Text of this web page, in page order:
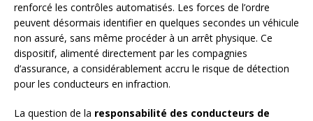
renforcé les contrôles automatisés. Les forces de l’ordre
peuvent désormais identifier en quelques secondes un véhicule
non assuré, sans même procéder à un arrêt physique. Ce
dispositif, alimenté directement par les compagnies
d’assurance, a considérablement accru le risque de détection
pour les conducteurs en infraction.
La question de la responsabilité des conducteurs de